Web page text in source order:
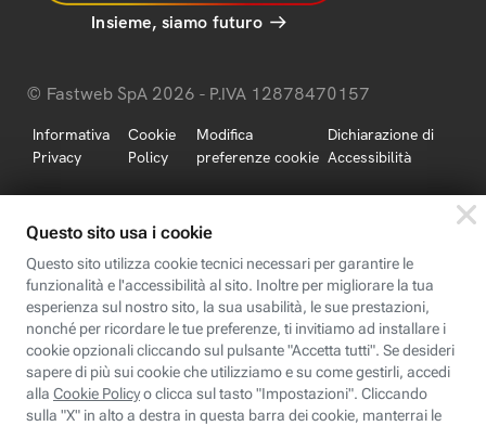
Insieme, siamo futuro
© Fastweb SpA 2026 - P.IVA 12878470157
Informativa
Privacy
Cookie
Policy
Modifica
preferenze cookie
Dichiarazione di
Accessibilità